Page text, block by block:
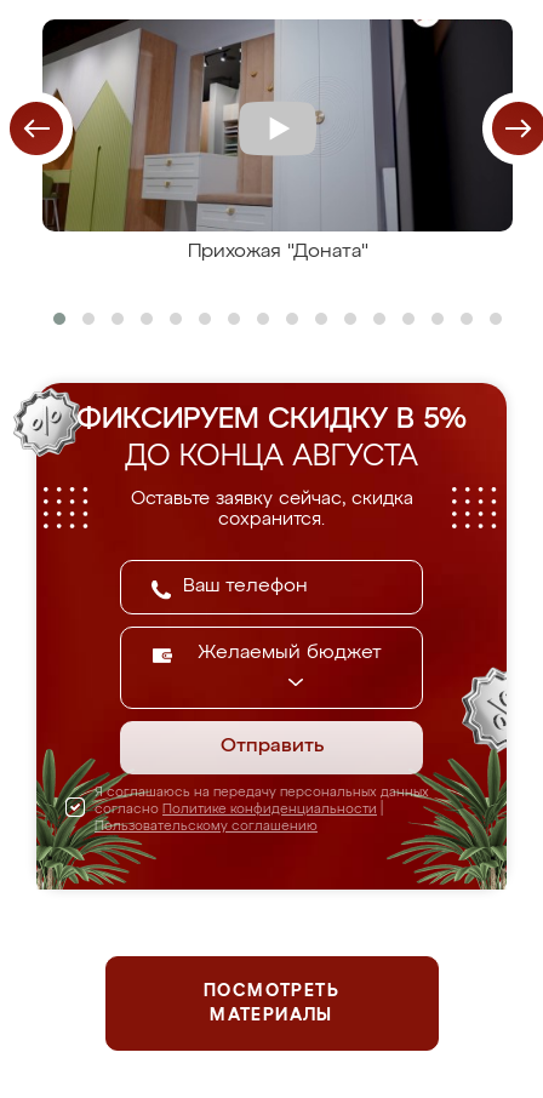
Прихожая "Доната"
ФИКСИРУЕМ СКИДКУ В 5%
ДО КОНЦА АВГУСТА
Оставьте заявку сейчас, скидка
сохранится.
Желаемый бюджет
Отправить
Я соглашаюсь на передачу персональных данных
согласно Политике конфиденциальности
Пользовательскому соглашению
ПОСМОТРЕТЬ
МАТЕРИАЛЫ